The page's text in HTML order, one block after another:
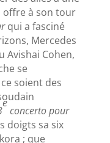
offre à son tour
qui a fasciné
Mercedes
Avishai Cohen,
se
soient des
e
concerto pour
doigts sa six
; que